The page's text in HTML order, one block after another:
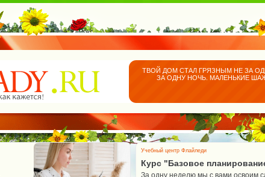
ТВОЙ ДОМ СТАЛ ГРЯЗНЫМ НЕ ЗА
ЗА ОДНУ НОЧЬ. МАЛЕНЬКИЕ
Учебный центр Флайледи
Курс "Базовое
За одну неделю мы с вами освоим